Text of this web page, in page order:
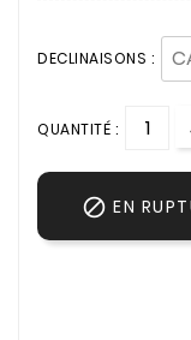
DECLINAISONS :
QUANTITÉ :
 EN